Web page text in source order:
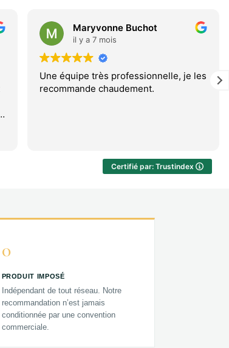
Maryvonne Buchot
il y a 7 mois
Une équipe très professionnelle, je les
recommande chaudement.
Certifié par: Trustindex
0
PRODUIT IMPOSÉ
Indépendant de tout réseau. Notre
recommandation n’est jamais
conditionnée par une convention
commerciale.